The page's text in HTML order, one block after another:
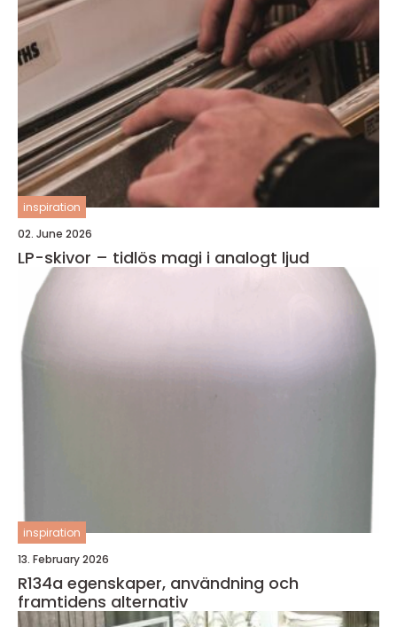
inspiration
02. June 2026
LP-skivor – tidlös magi i analogt ljud
inspiration
13. February 2026
R134a egenskaper, användning och
framtidens alternativ